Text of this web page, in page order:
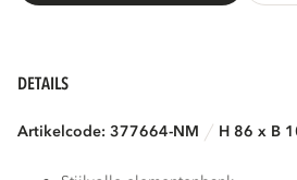
DETAILS
Artikelcode: 377664-NM H 86 x B